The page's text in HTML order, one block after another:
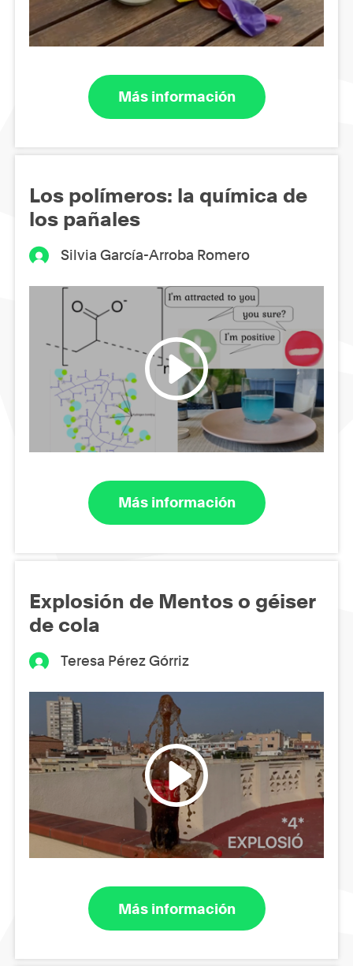
Más información
Los polímeros: la química de
los pañales
Silvia García-Arroba Romero
Más información
Explosión de Mentos o géiser
de cola
Teresa Pérez Górriz
Más información